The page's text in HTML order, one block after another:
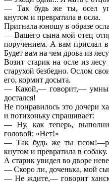
— Так будь же ты, осел
кнутом и превратила в осла.
Пригнала юношу в образе
— Вашего сына мой отец
поручением. А вам прислал
Будет вам на чем дрова из
Возит старик на осле из
старухой безбедно. Ослом
его, кормит досыта.
— Какой,— говорит,—
достался!
Не понравилось это дочери
и потихоньку спрашивает:
— Ну, как теперь,
головой: «Нет!»
— Так будь же ты
кнутом и превратила в собаку.
А старик увидел во дворе
— Скоро ли, доченька, мой
— Не ждите,— говорит